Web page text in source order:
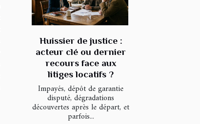
Huissier de justice :
acteur clé ou dernier
recours face aux
litiges locatifs ?
Impayés, dépôt de garantie
disputé, dégradations
découvertes après le départ, et
parfois...